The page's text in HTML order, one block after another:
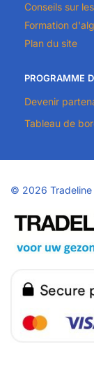
Conseils sur
Formation
Plan du site
PROGRAMME
Devenir
Tableau de
© 2026 Tradeline